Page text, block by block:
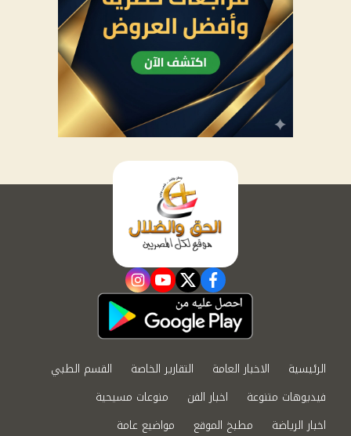
facebook
twitter
youtube
instagram
الرئيسية الاخبار العامة التقارير الخاصة
القسم الطبي
فيديوهات متنوعة
اخبار الفن
منوعات مسيحية
اخبار الرياضة
مطبخ الموقع مواضيع عامة